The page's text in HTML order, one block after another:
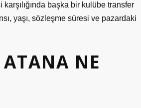
başka bir kulübe transfer
yaşı, sözleşme süresi ve pazardaki
NE